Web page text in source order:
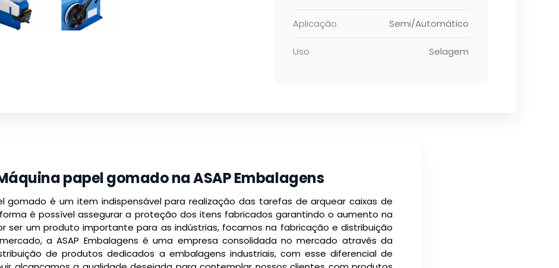
Aplicação Semi/Automático
Uso Selagem
papel gomado na ASAP Embalagens
gomado é um item indispensável para realização das tarefas de arquear caixas de
é possível assegurar a proteção dos itens fabricados garantindo o aumento na
ser um produto importante para as indústrias, focamos na fabricação e distribuição
a ASAP Embalagens é uma empresa consolidada no mercado através da
de produtos dedicados a embalagens industriais, com esse diferencial de